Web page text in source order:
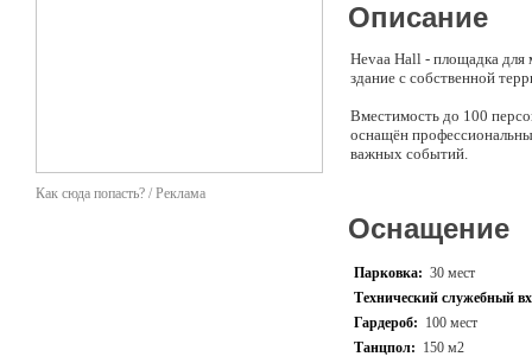
Как сюда попасть? / Реклама
Описание
Hevaa Hall - площадка для
здание с собственной
Вместимость до 100
оснащён
важных событий.
Оснащение
Парковка: 30 мест
Технический служебный
Гардероб: 100 мест
Танцпол: 150 м2